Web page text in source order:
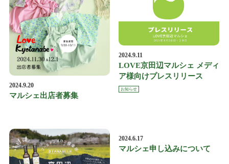
2024.9.20
マルシェ出店者募集
2024.9.11
LOVE京田辺マルシェ メディ
ア様向けプレスリリース
お知らせ
2024.6.17
マルシェ申し込みについて